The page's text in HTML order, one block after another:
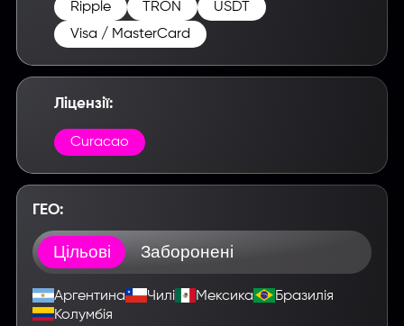
Введите название партнерки,
сервиса,команды и т.п.
Ripple TRON
USDT
Visa / MasterCard
Ліцензії:
Curacao
ГЕО:
Цільові Заборонені
Аргентина Чилі Мексика
Бразилія
Колумбія